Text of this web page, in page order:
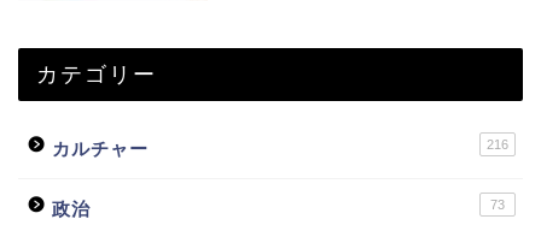
カテゴリー
カルチャー 216
政治 73